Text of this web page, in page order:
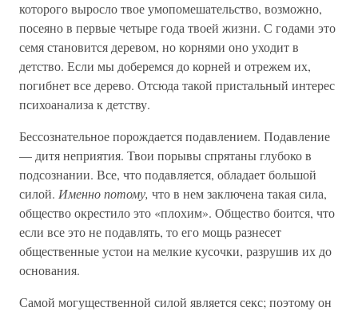
которого выросло твое умопомешательство, возможно,
посеяно в первые четыре года твоей жизни. С годами это
семя становится деревом, но корнями оно уходит в
детство. Если мы доберемся до корней и отрежем их,
погибнет все дерево. Отсюда такой пристальный интерес
психоанализа к детству.
Бессознательное порождается подавлением. Подавление
— дитя неприятия. Твои порывы спрятаны глубоко в
подсознании. Все, что подавляется, обладает большой
силой. Именно потому, что в нем заключена такая сила,
общество окрестило это «плохим». Общество боится, что
если все это не подавлять, то его мощь разнесет
общественные устои на мелкие кусочки, разрушив их до
основания.
Самой могущественной силой является секс; поэтому он